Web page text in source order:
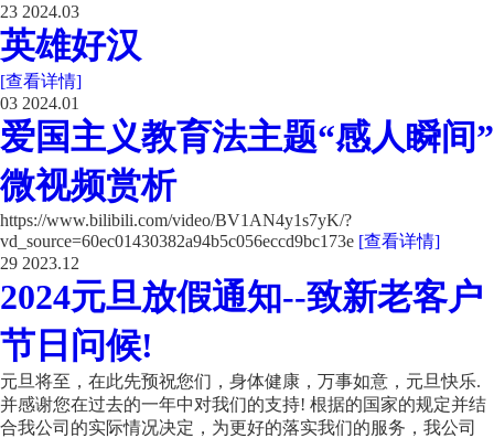
23 2024.03
英雄好汉
[查看详情]
03 2024.01
爱国主义教育法主题“感人瞬间”
微视频赏析
https://www.bilibili.com/video/BV1AN4y1s7yK/?
vd_source=60ec01430382a94b5c056eccd9bc173e [查看详情]
29 2023.12
2024元旦放假通知--致新老客户
节日问候!
元旦将至，在此先预祝您们，身体健康，万事如意，元旦快乐.
并感谢您在过去的一年中对我们的支持! 根据的国家的规定并结
合我公司的实际情况决定，为更好的落实我们的服务，我公司